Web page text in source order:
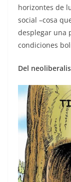
horizontes de
social –cosa
desplegar una
condiciones
Del